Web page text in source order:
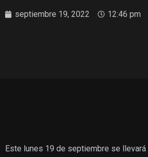
septiembre 19, 2022 12:46 pm
Este lunes 19 de septiembre se llevará